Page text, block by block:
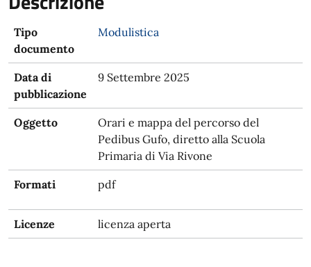
Tipo
documento
Modulistica
Data di
pubblicazione
9 Settembre 2025
Oggetto
Orari e mappa del percorso del
Pedibus Gufo, diretto alla Scuola
Primaria di Via Rivone
Formati pdf
Licenze licenza aperta